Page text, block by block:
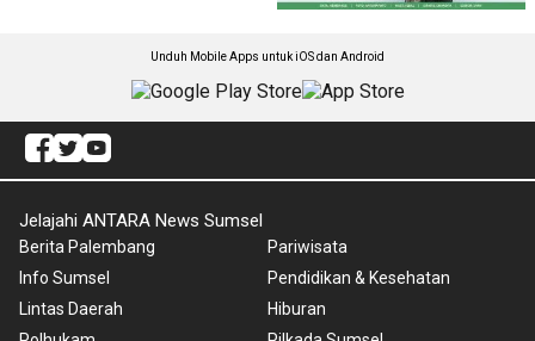
Unduh Mobile Apps untuk iOS dan Android
Jelajahi ANTARA News Sumsel
Berita Palembang
Info Sumsel
Lintas Daerah
Pariwisata
Pendidikan & Kesehatan
Hiburan